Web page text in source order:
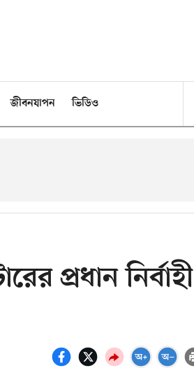
জীবনযাপন ভিডিও
প্রধান নির্বাহী